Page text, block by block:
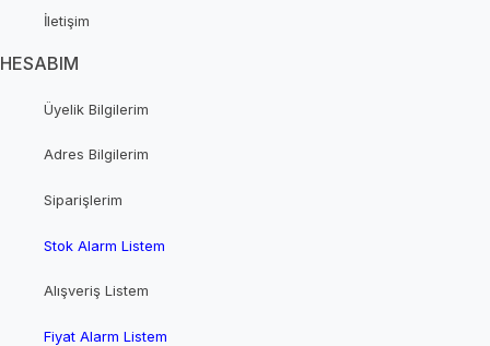
İletişim
HESABIM
Üyelik Bilgilerim
Adres Bilgilerim
Siparişlerim
Stok Alarm Listem
Alışveriş Listem
Fiyat Alarm Listem